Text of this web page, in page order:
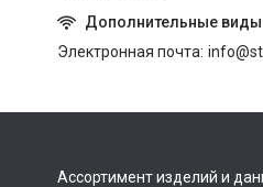
Электронная почта
Ассортимент изделий и